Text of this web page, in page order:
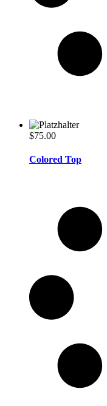
$75.00
Colored Top